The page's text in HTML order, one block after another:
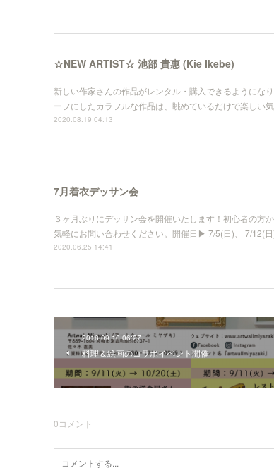
☆NEW ARTIST☆ 池部 貴惠 (Kie Ikebe)
新しい作家さんの作品がレンタル・購入できるようにな
ーフにしたカラフルな作品は、眺めているだけで楽しい
2020.08.19 04:13
7月着衣デッサン会
３ヶ月ぶりにデッサン会を開催いたします！初心者の方
気軽にお問い合わせください。 開催日▶︎ 7/5(日)、 7/12(
2020.06.25 14:41
2018.09.10 06:27
料理＆絵画のコラボイベント開催
0コメント